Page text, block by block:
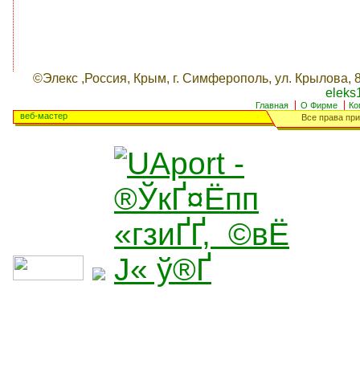
©Элекс ,Россия, Крым, г. Симферополь, ул. Крылова,
Главная О Фирме
Все права
веб-мастер